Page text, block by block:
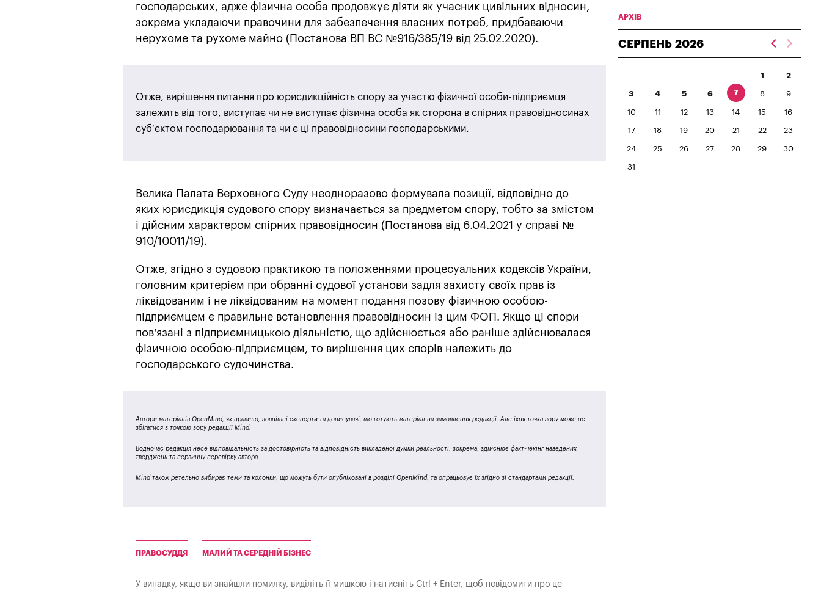
господарських, адже фізична особа продовжує діяти як учасник цивільних відносин,
зокрема укладаючи правочини для забезпечення власних потреб, придбаваючи
нерухоме та рухоме майно (Постанова ВП ВС №916/385/19 від 25.02.2020).
Отже, вирішення питання про юрисдикційність спору за участю фізичної особи-підприємця
залежить від того, виступає чи не виступає фізична особа як сторона в спірних правовідносинах
суб’єктом господарювання та чи є ці правовідносини господарськими.
Велика Палата Верховного Суду неодноразово формувала позиції, відповідно до
яких юрисдикція судового спору визначається за предметом спору, тобто за змістом
і дійсним характером спірних правовідносин (Постанова від 6.04.2021 у справі №
910/10011/19).
Отже, згідно з судовою практикою та положеннями процесуальних кодексів України,
головним критерієм при обранні судової установи задля захисту своїх прав із
ліквідованим і не ліквідованим на момент подання позову фізичною особою-
підприємцем є правильне встановлення правовідносин із цим ФОП. Якщо ці спори
пов’язані з підприємницькою діяльністю, що здійснюється або раніше здійснювалася
фізичною особою-підприємцем, то вирішення цих спорів належить до
господарського судочинства.
Автори матеріалів OpenMind, як правило, зовнішні експерти та дописувачі, що готують матеріал на замовлення редакції. Але їхня точка зору може не
збігатися з точкою зору редакції Mind.
Водночас редакція несе відповідальність за достовірність та відповідність викладеної думки реальності, зокрема, здійснює факт-чекінг наведених
тверджень та первинну перевірку автора.
Mind також ретельно вибирає теми та колонки, що можуть бути опубліковані в розділі OpenMind, та опрацьовує їх згідно зі стандартами редакції.
ПРАВОСУДДЯ МАЛИЙ ТА СЕРЕДНІЙ БІЗНЕС
У випадку, якщо ви знайшли помилку, виділіть її мишкою і натисніть Ctrl + Enter, щоб повідомити про це
АРХІВ
СЕРПЕНЬ 2026
1 2
3 4 5 6 7 8 9
10 11 12 13 14 15 16
17 18 19 20 21 22 23
24 25 26 27 28 29 30
31